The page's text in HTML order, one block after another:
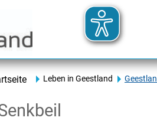
Leben in Geestland